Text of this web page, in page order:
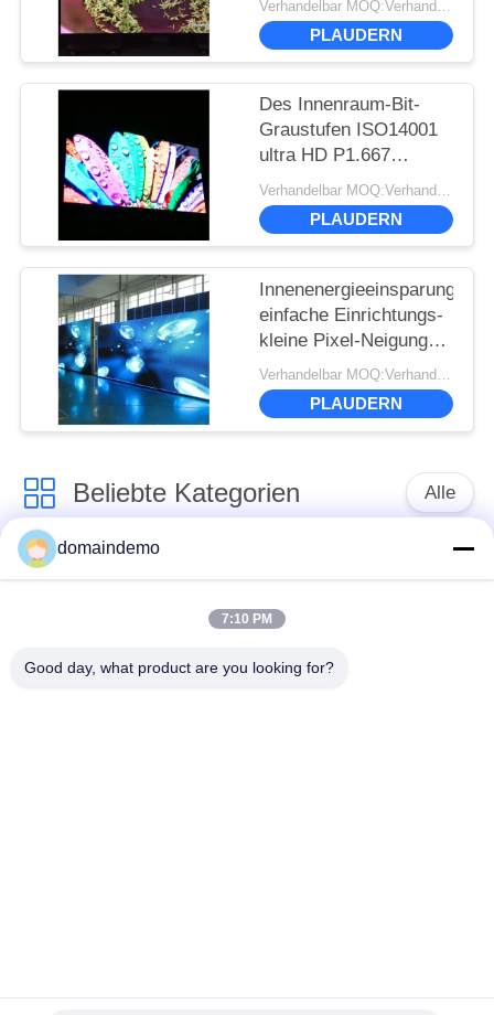
Bildwiederholfrequenz
1920Hz
PLAUDERN
Des Innenraum-Bit-
Graustufen ISO14001
ultra HD P1.667
kleines Pixel geführte
der Anzeigen-16
Verhandelbar MOQ:Verhandlung
PLAUDERN
Innenenergieeinsparung
einfache Einrichtungs-
kleine Pixel-Neigung
LED-Anzeigen-P1.875Verhandelbar MOQ:Verhandlung
PLAUDERN
Beliebte Kategorien Alle
LED-Display mit
Werbe -LED -Anzeige
farbenreiche geführte
kleines Pixel -Pitch -
domaindemo
7:10 PM
Good day, what product are you looking for?